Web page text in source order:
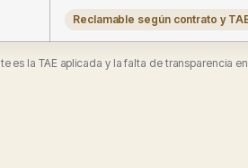
Reclamable según contrato y
es la TAE aplicada y la falta de transparencia